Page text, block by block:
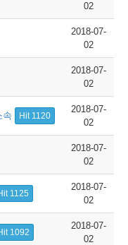
02
2018-07-
02
2018-07-
02
속 Hit 1120
2018-07-
02
2018-07-
02
1125
2018-07-
02
1092
2018-07-
02